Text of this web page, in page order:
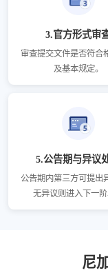
3.官方形式审
审查提交文件是否符合
及基本规定。
5.公告期与异议
公告期内第三方可提出
无异议则进入下一阶
尼